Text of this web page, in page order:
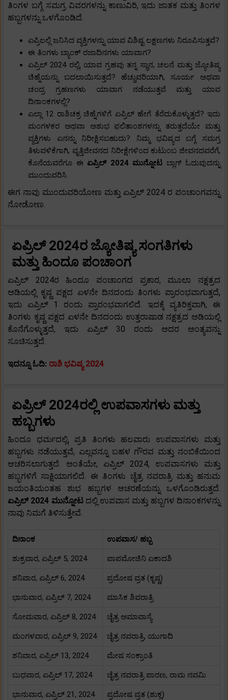
ತಿಂಗಳ ಬಗ್ಗೆ ಸಮಗ್ರ ವಿವರಗಳನ್ನು ಕಾಣುವಿರಿ, ಇದು ಜಾತಕ ಮತ್ತು ತಿಂಗಳ
ಹಬ್ಬಗಳನ್ನು ಒಳಗೊಂಡಿದೆ.
ಏಪ್ರಿಲಲ್ಲಿ ಜನಿಸಿದ ವ್ಯಕ್ತಿಗಳನ್ನು ಯಾವ ವಿಶಿಷ್ಟ ಲಕ್ಷಣಗಳು ನಿರೂಪಿಸುತ್ತವೆ?
ಈ ತಿಂಗಳು ಬ್ಯಾಂಕ್ ರಜಾದಿನಗಳು ಯಾವಾಗ?
ಏಪ್ರಿಲ್ 2024 ರಲ್ಲಿ, ಯಾವ ಗ್ರಹವು ತನ್ನ ಸ್ಥಾನ, ಚಲನೆ ಮತ್ತು ಜ್ಯೋತಿಷ್ಯ
ಚಿಹ್ನೆಯನ್ನು ಬದಲಾಯಿಸುತ್ತದೆ? ಹೆಚ್ಚುವರಿಯಾಗಿ, ಸೂರ್ಯ ಅಥವಾ
ಚಂದ್ರ ಗ್ರಹಣಗಳು ಯಾವಾಗ ನಡೆಯುತ್ತವೆ ಮತ್ತು ಯಾವ
ದಿನಾಂಕಗಳಲ್ಲಿ?
ಎಲ್ಲಾ 12 ರಾಶಿಚಕ್ರ ಚಿಹ್ನೆಗಳಿಗೆ ಏಪ್ರಿಲ್ ಹೇಗೆ ತೆರೆದುಕೊಳ್ಳುತ್ತದೆ? ಇದು
ಮಂಗಳಕರ ಅಥವಾ ಅಶುಭ ಫಲಿತಾಂಶಗಳನ್ನು ತರುತ್ತದೆಯೇ ಮತ್ತು
ವ್ಯಕ್ತಿಗಳು ಏನನ್ನು ನಿರೀಕ್ಷಿಸಬಹುದು? ನಿಮ್ಮ ಭವಿಷ್ಯದ ಬಗ್ಗೆ ಸಮಗ್ರ
ತಿಳುವಳಿಕೆಗಾಗಿ, ವೃತ್ತಿಜೀವನದ ನಿರೀಕ್ಷೆಗಳಿಂದ ಕುಟುಂಬ ಜೀವನದವರೆಗೆ,
ಕೊನೆಯವರೆಗೂ ಈ ಏಪ್ರಿಲ್ 2024 ಮುನ್ನೋಟ ಬ್ಲಾಗ್ ಓದುವುದನ್ನು
ಮುಂದುವರಿಸಿ.
ಈಗ ನಾವು ಮುಂದುವರಿಯೋಣ ಮತ್ತು ಏಪ್ರಿಲ್ 2024 ರ ಪಂಚಾಂಗವನ್ನು
ನೋಡೋಣ.
ಏಪ್ರಿಲ್ 2024ರ ಜ್ಯೋತಿಷ್ಯ ಸಂಗತಿಗಳು
ಮತ್ತು ಹಿಂದೂ ಪಂಚಾಂಗ
ಏಪ್ರಿಲ್ 2024ರ ಹಿಂದೂ ಪಂಚಾಂಗದ ಪ್ರಕಾರ, ಮೂಲಾ ನಕ್ಷತ್ರದ
ಅಡಿಯಲ್ಲಿ ಕೃಷ್ಣ ಪಕ್ಷದ ಏಳನೇ ದಿನದಂದು ತಿಂಗಳು ಪ್ರಾರಂಭವಾಗುತ್ತದೆ,
ಇದು ಏಪ್ರಿಲ್ 1 ರಂದು ಪ್ರಾರಂಭವಾಗಲಿದೆ. ಇದಕ್ಕೆ ವ್ಯತಿರಿಕ್ತವಾಗಿ, ಈ
ತಿಂಗಳು ಕೃಷ್ಣ ಪಕ್ಷದ ಏಳನೇ ದಿನದಂದು ಉತ್ತರಾಷಾಡ ನಕ್ಷತ್ರದ ಅಡಿಯಲ್ಲಿ
ಕೊನೆಗೊಳ್ಳುತ್ತದೆ, ಇದು ಏಪ್ರಿಲ್ 30 ರಂದು ಅದರ ಅಂತ್ಯವನ್ನು
ಸೂಚಿಸುತ್ತದೆ.
ಇದನ್ನೂ ಓದಿ: ರಾಶಿ ಭವಿಷ್ಯ 2024
ಏಪ್ರಿಲ್ 2024ರಲ್ಲಿ ಉಪವಾಸಗಳು ಮತ್ತು
ಹಬ್ಬಗಳು
ಹಿಂದೂ ಧರ್ಮದಲ್ಲಿ, ಪ್ರತಿ ತಿಂಗಳು ಹಲವಾರು ಉಪವಾಸಗಳು ಮತ್ತು
ಹಬ್ಬಗಳು ನಡೆಯುತ್ತವೆ, ಎಲ್ಲವನ್ನೂ ಬಹಳ ಗೌರವ ಮತ್ತು ನಂಬಿಕೆಯಿಂದ
ಆಚರಿಸಲಾಗುತ್ತದೆ. ಅಂತೆಯೇ, ಏಪ್ರಿಲ್ 2024, ಉಪವಾಸಗಳು ಮತ್ತು
ಹಬ್ಬಗಳಿಗೆ ಸಾಕ್ಷಿಯಾಗಲಿದೆ. ಈ ತಿಂಗಳು ಚೈತ್ರ ನವರಾತ್ರಿ ಮತ್ತು ಹನುಮ
ಜಯಂತಿಯಂತಹ ಶುಭ ಹಬ್ಬಗಳ ಆಚರಣೆಯನ್ನು ಒಳಗೊಂಡಿರುತ್ತದೆ.
ಏಪ್ರಿಲ್ 2024 ಮುನ್ನೋಟ ದಲ್ಲಿ ಉಪವಾಸ ಮತ್ತು ಹಬ್ಬಗಳ ದಿನಾಂಕಗಳನ್ನು
ನಾವು ನಿಮಗೆ ತಿಳಿಸುತ್ತೇವೆ.
ದಿನಾಂಕ ಉಪವಾಸ/ ಹಬ್ಬ
ಶುಕ್ರವಾರ, ಏಪ್ರಿಲ್ 5, 2024 ಪಾಪಮೋಚಿನಿ ಏಕಾದಶಿ
ಶನಿವಾರ, ಏಪ್ರಿಲ್ 6, 2024 ಪ್ರದೋಷ ವ್ರತ (ಕೃಷ್ಣ)
ಭಾನುವಾರ, ಏಪ್ರಿಲ್ 7, 2024 ಮಾಸಿಕ ಶಿವರಾತ್ರಿ
ಸೋಮವಾರ, ಏಪ್ರಿಲ್ 8, 2024 ಚೈತ್ರ ಅಮಾವಾಸ್ಯೆ
ಮಂಗಳವಾರ, ಏಪ್ರಿಲ್ 9, 2024 ಚೈತ್ರ ನವರಾತ್ರಿ, ಯುಗಾದಿ
ಶನಿವಾರ, ಏಪ್ರಿಲ್ 13, 2024 ಮೇಷ ಸಂಕ್ರಾಂತಿ
ಬುಧವಾರ, ಏಪ್ರಿಲ್ 17, 2024 ಚೈತ್ರ ನವರಾತ್ರಿ ಪಾರಣ, ರಾಮ ನವಮಿ
ಭಾನುವಾರ, ಏಪ್ರಿಲ್ 21, 2024 ಪ್ರದೋಷ ವ್ರತ (ಶುಕ್ಲ)